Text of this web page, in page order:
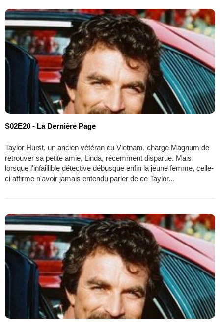
S02E20 - La Dernière Page
Taylor Hurst, un ancien vétéran du Vietnam, charge Magnum de
retrouver sa petite amie, Linda, récemment disparue. Mais
lorsque l'infaillible détective débusque enfin la jeune femme, celle-
ci affirme n'avoir jamais entendu parler de ce Taylor...